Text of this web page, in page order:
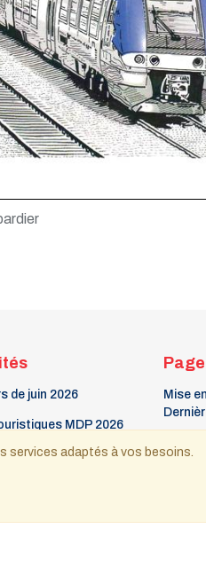
de juin 2026
MDP 2026
patte 16 - août-
Mise
services adaptés à vos besoins.